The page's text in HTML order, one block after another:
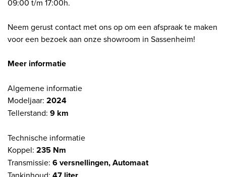
09:00 t/m 17:00h.
Neem gerust contact met ons op om een afspraak te maken
voor een bezoek aan onze showroom in Sassenheim!
Meer informatie
Algemene informatie
Modeljaar: 2024
Tellerstand: 9 km
Technische informatie
Koppel: 235 Nm
Transmissie: 6 versnellingen, Automaat